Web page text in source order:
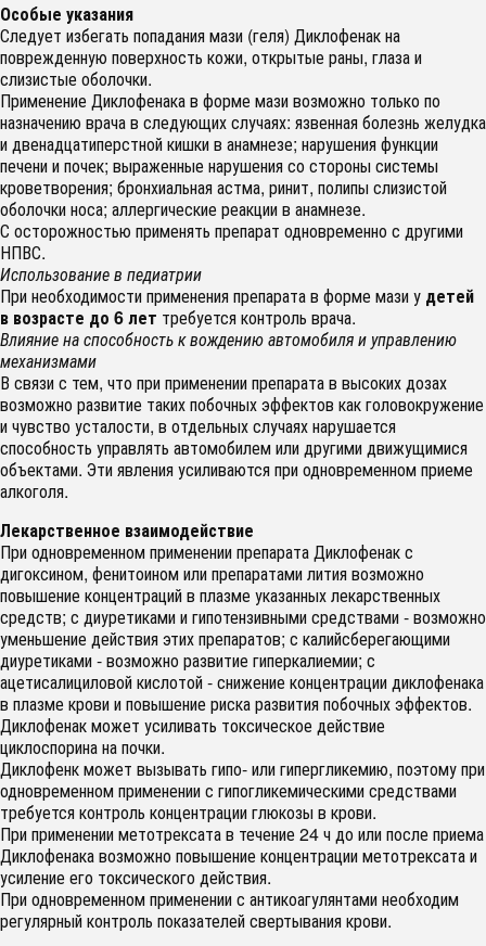
Особые указания
Следует избегать попадания мази (геля) Диклофенак на
поврежденную поверхность кожи, открытые раны, глаза и
слизистые оболочки.
Применение Диклофенака в форме мази возможно только по
назначению врача в следующих случаях: язвенная болезнь желудка
и двенадцатиперстной кишки в анамнезе; нарушения функции
печени и почек; выраженные нарушения со стороны системы
кроветворения; бронхиальная астма, ринит, полипы слизистой
оболочки носа; аллергические реакции в анамнезе.
С осторожностью применять препарат одновременно с другими
НПВС.
Использование в педиатрии
При необходимости применения препарата в форме мази у детей
в возрасте до 6 лет требуется контроль врача.
Влияние на способность к вождению автомобиля и управлению
механизмами
В связи с тем, что при применении препарата в высоких дозах
возможно развитие таких побочных эффектов как головокружение
и чувство усталости, в отдельных случаях нарушается
способность управлять автомобилем или другими движущимися
объектами. Эти явления усиливаются при одновременном приеме
алкоголя.
Лекарственное взаимодействие
При одновременном применении препарата Диклофенак с
дигоксином, фенитоином или препаратами лития возможно
повышение концентраций в плазме указанных лекарственных
средств; с диуретиками и гипотензивными средствами - возможно
уменьшение действия этих препаратов; с калийсберегающими
диуретиками - возможно развитие гиперкалиемии; с
ацетисалициловой кислотой - снижение концентрации диклофенака
в плазме крови и повышение риска развития побочных эффектов.
Диклофенак может усиливать токсическое действие
циклоспорина на почки.
Диклофенк может вызывать гипо- или гипергликемию, поэтому при
одновременном применении с гипогликемическими средствами
требуется контроль концентрации глюкозы в крови.
При применении метотрексата в течение 24 ч до или после приема
Диклофенака возможно повышение концентрации метотрексата и
усиление его токсического действия.
При одновременном применении с антикоагулянтами необходим
регулярный контроль показателей свертывания крови.